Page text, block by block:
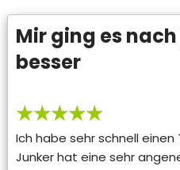
Mir ging es
besser
★★★★★
Ich habe sehr schnell
Junker hat eine sehr